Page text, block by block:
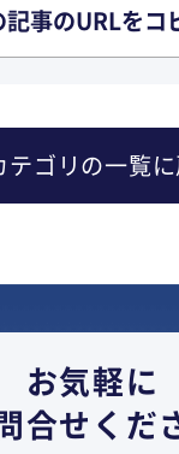
記事のURLをコ
テゴリの一覧
お気軽に
合せくだ